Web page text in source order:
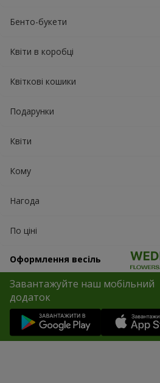
Бенто-букети
Квіти в коробці
Квіткові кошики
Подарунки
Квіти
Кому
Нагода
По ціні
Оформлення весіль
Завантажуйте наш мобільний
додаток